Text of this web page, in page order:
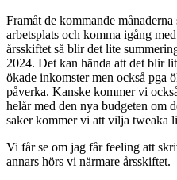
Framåt de kommande
arbetsplats och komma igång
årsskiftet så blir det lite
2024. Det kan hända att det blir
ökade inkomster men också pga
påverka. Kanske kommer vi
helår med den nya budgeten om
saker kommer vi att vilja tweaka
Vi får se om jag får feeling att
annars hörs vi närmare årsskiftet.